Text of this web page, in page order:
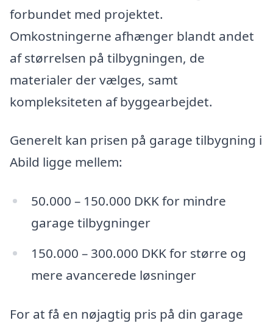
forbundet med projektet.
Omkostningerne afhænger blandt andet
af størrelsen på tilbygningen, de
materialer der vælges, samt
kompleksiteten af byggearbejdet.
Generelt kan prisen på garage tilbygning i
Abild ligge mellem:
50.000 – 150.000 DKK for mindre
garage tilbygninger
150.000 – 300.000 DKK for større og
mere avancerede løsninger
For at få en nøjagtig pris på din garage